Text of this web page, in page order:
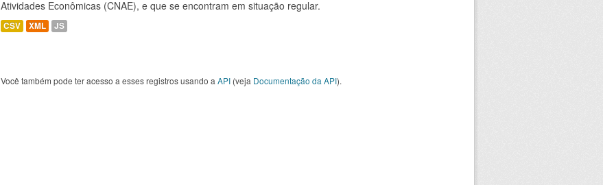
Atividades Econômicas (CNAE), e que se encontram em situação regular.
CSV XML JS
Você também pode ter acesso a esses registros usando a API (veja Documentação da API).